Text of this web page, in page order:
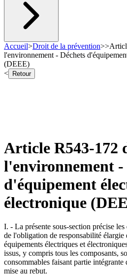
Accueil>Droit de la prévention>>
l'environnement - Déchets
(DEEE)
<
Retour
Article R543-172
l'environnement -
d'équipement
électronique
I. - La présente sous-section précise
de l'obligation de responsabilité
équipements électriques et
issus, y compris tous les composants,
consommables faisant partie
mise au rebut.